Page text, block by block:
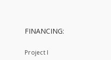
FINANCING:
Project I